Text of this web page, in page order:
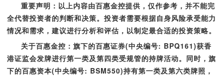
重要声明：以上内容由百惠金控提供，仅作参考，并不能完
全代替投资者的判断和决策。投资者需要根据自身风险承受能力
情况和需求，建议进行分析和评估，以制定最合适的投资策略。
关于百惠金控：旗下的百惠证券(中央编号: BPQ161)获香
港证监会发牌进行第一类及第四类受规管的持牌活动。同时，旗
下的百惠资本(中央编号: BSM550)持有第一类及第六类牌照，